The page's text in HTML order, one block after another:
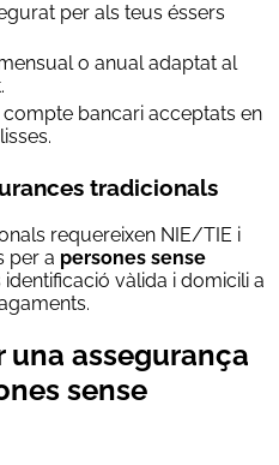
per als teus éssers
o anual adaptat al
compte bancari acceptats en
tradicionals
requereixen NIE/TIE i
per a persones sense
vàlida i domicili a
assegurança
sense